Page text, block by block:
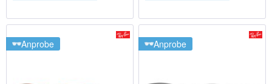
Anprobe Anprobe